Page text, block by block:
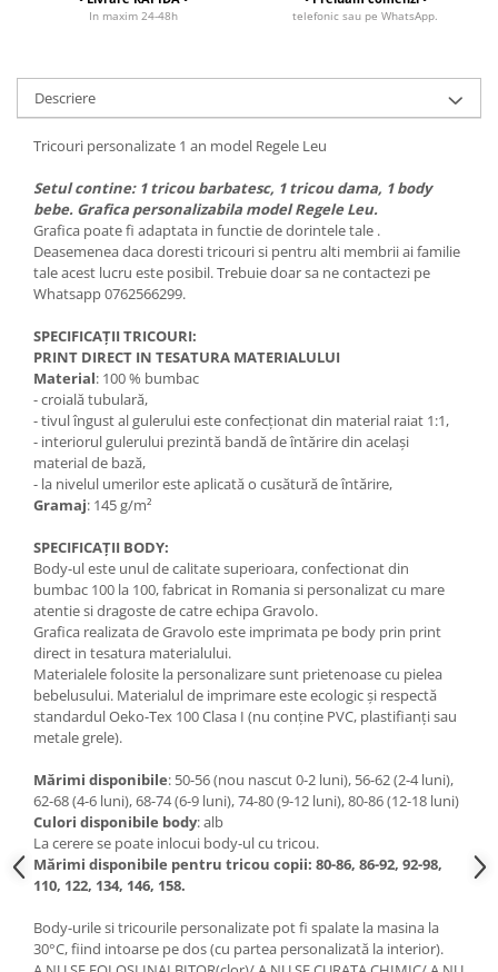
In maxim 24-48h telefonic sau pe WhatsApp.
Descriere
Tricouri personalizate 1 an model Regele Leu
Setul contine: 1 tricou barbatesc, 1 tricou dama, 1 body
bebe. Grafica personalizabila model Regele Leu.
Grafica poate fi adaptata in functie de dorintele tale .
Deasemenea daca doresti tricouri si pentru alti membrii ai familie
tale acest lucru este posibil. Trebuie doar sa ne contactezi pe
Whatsapp 0762566299.
SPECIFICAȚII TRICOURI:
PRINT DIRECT IN TESATURA MATERIALULUI
Material: 100 % bumbac
- croială tubulară,
- tivul îngust al gulerului este confecționat din material raiat 1:1,
- interiorul gulerului prezintă bandă de întărire din același
material de bază,
- la nivelul umerilor este aplicată o cusătură de întărire,
Gramaj: 145 g/m²
SPECIFICAȚII BODY:
Body-ul este unul de calitate superioara, confectionat din
bumbac 100 la 100, fabricat in Romania si personalizat cu mare
atentie si dragoste de catre echipa Gravolo.
Grafica realizata de Gravolo este imprimata pe body prin print
direct in tesatura materialului.
Materialele folosite la personalizare sunt prietenoase cu pielea
bebelusului. Materialul de imprimare este ecologic și respectă
standardul Oeko-Tex 100 Clasa I (nu conține PVC, plastifianți sau
metale grele).
Mărimi disponibile: 50-56 (nou nascut 0-2 luni), 56-62 (2-4 luni),
62-68 (4-6 luni), 68-74 (6-9 luni), 74-80 (9-12 luni), 80-86 (12-18 luni)
Culori disponibile body: alb
La cerere se poate inlocui body-ul cu tricou.
Mărimi disponibile pentru tricou copii: 80-86, 86-92, 92-98,
110, 122, 134, 146, 158.
Body-urile si tricourile personalizate pot fi spalate la masina la
30°C, fiind intoarse pe dos (cu partea personalizată la interior).